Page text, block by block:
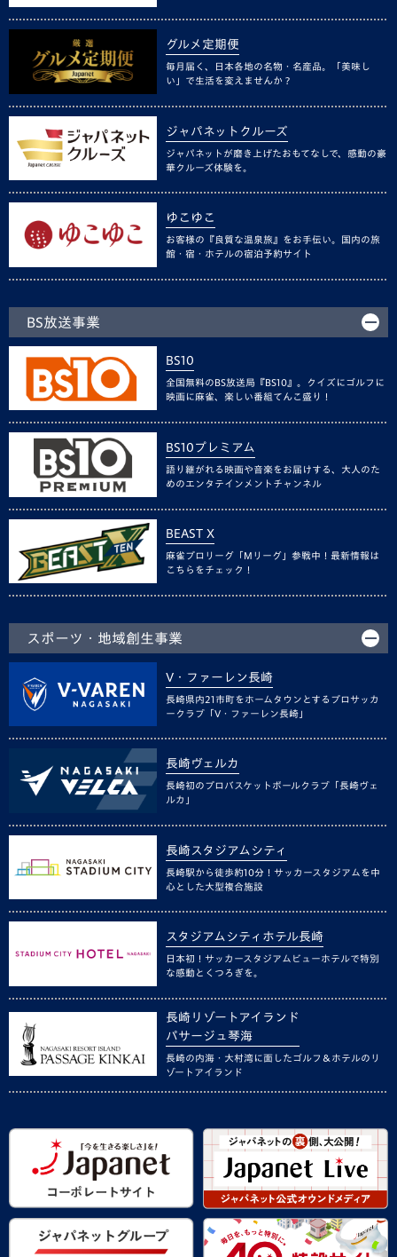
グルメ定期便
毎月届く、日本各地の名物・名産品。「美味し
い」で生活を変えませんか？
ジャパネットクルーズ
ジャパネットが磨き上げたおもてなしで、感動の豪
華クルーズ体験を。
ゆこゆこ
お客様の『良質な温泉旅』をお手伝い。国内の旅
館・宿・ホテルの宿泊予約サイト
BS放送事業
BS10
全国無料のBS放送局『BS10』。クイズにゴルフに
映画に麻雀、楽しい番組てんこ盛り！
BS10プレミアム
語り継がれる映画や音楽をお届けする、大人のた
めのエンタテインメントチャンネル
BEAST X
麻雀プロリーグ「Mリーグ」参戦中！最新情報は
こちらをチェック！
スポーツ・地域創生事業
V・ファーレン長崎
長崎県内21市町をホームタウンとするプロサッカ
ークラブ「V・ファーレン長崎」
長崎ヴェルカ
長崎初のプロバスケットボールクラブ「長崎ヴェ
ルカ」
長崎スタジアムシティ
長崎駅から徒歩約10分！サッカースタジアムを中
心とした大型複合施設
スタジアムシティホテル長崎
日本初！サッカースタジアムビューホテルで特別
な感動とくつろぎを。
長崎リゾートアイランド
パサージュ琴海
長崎の内海・大村湾に面したゴルフ＆ホテルのリ
ゾートアイランド